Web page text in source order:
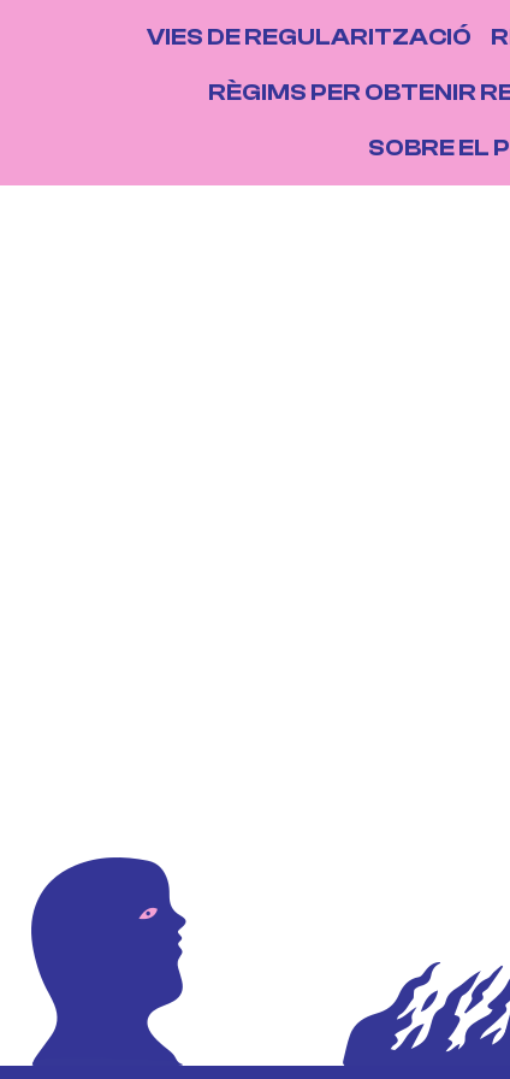
NAVEGACIÓ
VIES DE REGULARITZACIÓ
RÈGIMS PER OBTENIR
SOBRE EL